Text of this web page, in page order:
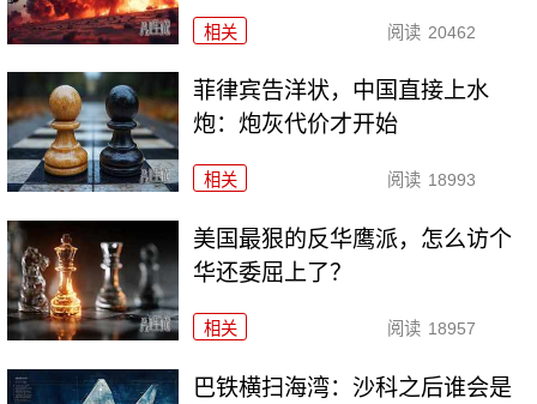
相关 阅读 20462
菲律宾告洋状，中国直接上水
炮：炮灰代价才开始
相关 阅读 18993
美国最狠的反华鹰派，怎么访个
华还委屈上了？
相关 阅读 18957
巴铁横扫海湾：沙科之后谁会是